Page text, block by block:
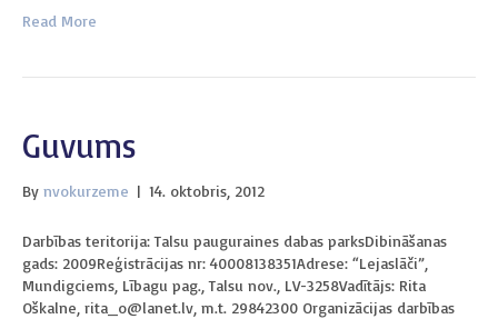
Read More
Guvums
By nvokurzeme | 14. oktobris, 2012
Darbības teritorija: Talsu pauguraines dabas parksDibināšanas
gads: 2009Reģistrācijas nr: 40008138351Adrese: “Lejaslāči”,
Mundigciems, Lībagu pag., Talsu nov., LV-3258Vadītājs: Rita
Oškalne, rita_o@lanet.lv, m.t. 29842300 Organizācijas darbības